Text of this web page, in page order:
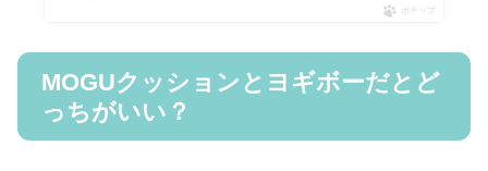
ポチップ
MOGUクッションとヨギボーだとど
っちがいい？